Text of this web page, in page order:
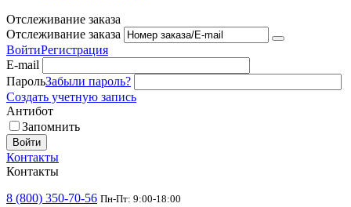
Отслеживание заказа
Отслеживание заказа
ВойтиРегистрация
E-mail
ПарольЗабыли пароль?
Создать учетную запись
Антибот
Запомнить
Войти
Контакты
Контакты
8 (800) 350-70-56 Пн-Пт: 9:00-18:00